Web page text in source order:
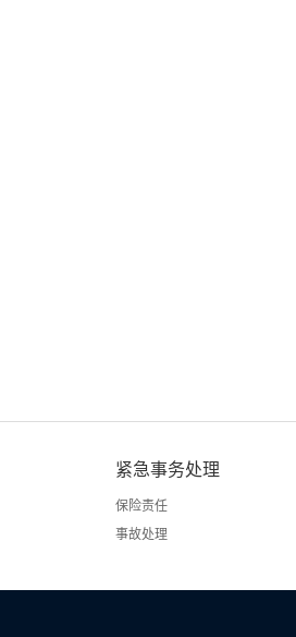
紧急事务处理
保险责任
事故处理